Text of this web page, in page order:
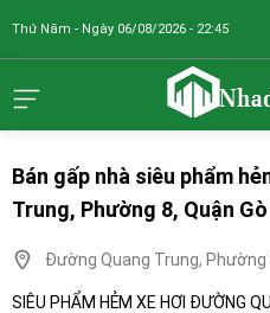
Thứ Năm - Ngày 06/08/2026 - 22:45
Bán gấp nhà siêu phẩm
Trung, Phường 8, Quận
Đường Quang Trung, Phường
SIÊU PHẨM HẺM XE HƠI ĐƯỜNG